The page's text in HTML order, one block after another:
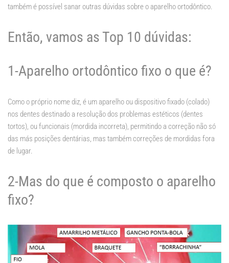
também é possível sanar outras dúvidas sobre o aparelho ortodôntico.
Então, vamos as Top 10 dúvidas:
1-Aparelho ortodôntico fixo o que é?
Como o próprio nome diz, é um aparelho ou dispositivo fixado (colado)
nos dentes destinado a resolução dos problemas estéticos (dentes
tortos), ou funcionais (mordida incorreta), permitindo a correção não só
das más posições dentárias, mas também correções de mordidas fora
de lugar.
2-Mas do que é composto o aparelho
fixo?